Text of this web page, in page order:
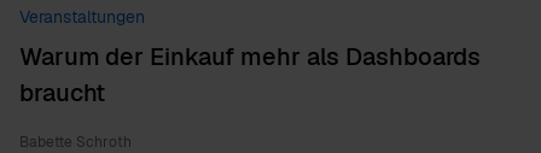
Veranstaltungen
Warum der Einkauf mehr als Dashboards
braucht
Babette Schroth